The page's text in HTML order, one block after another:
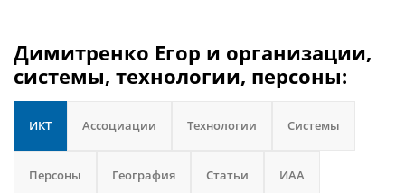
Димитренко Егор и организации,
системы, технологии, персоны:
ИКТ Ассоциации Технологии Системы
Персоны География Статьи ИАА